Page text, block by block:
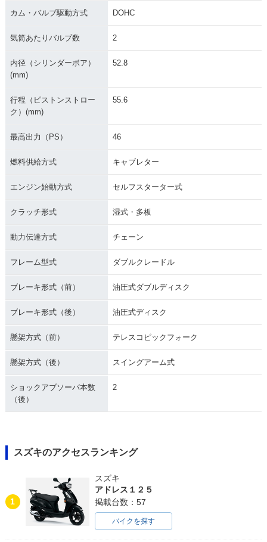
カム・バルブ駆動方式 DOHC
気筒あたりバルブ数 2
内径（シリンダーボア）
(mm)
52.8
行程（ピストンストロー
ク）(mm)
55.6
最高出力（PS） 46
燃料供給方式 キャブレター
エンジン始動方式 セルフスターター式
クラッチ形式 湿式・多板
動力伝達方式 チェーン
フレーム型式 ダブルクレードル
ブレーキ形式（前） 油圧式ダブルディスク
ブレーキ形式（後） 油圧式ディスク
懸架方式（前） テレスコピックフォーク
懸架方式（後） スイングアーム式
ショックアブソーバ本数
（後）
2
スズキのアクセスランキング
1
スズキ
アドレス１２５
掲載台数：57
バイクを探す